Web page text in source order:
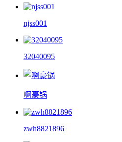
njss001
32040095
啊豪锅
zwh8821896